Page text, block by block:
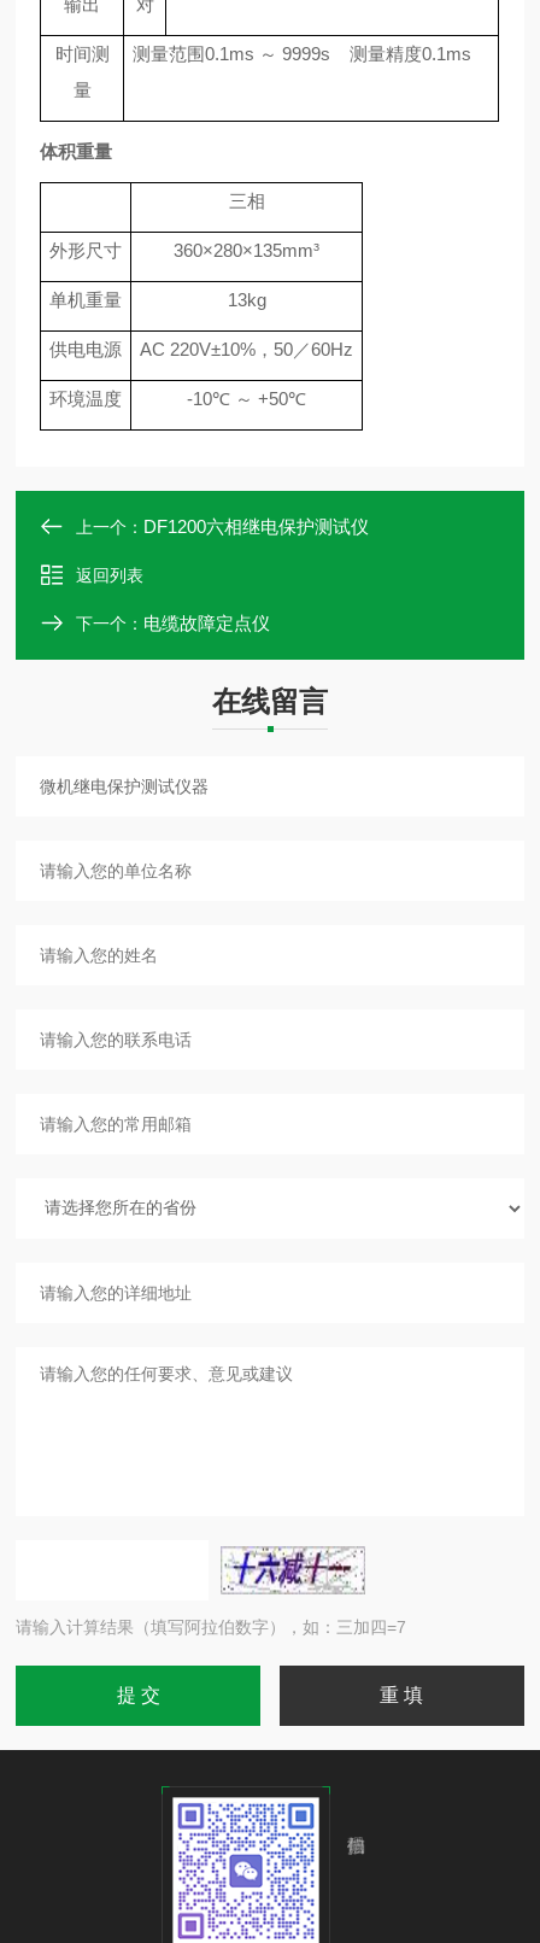
输出
对
时间测
量
测量范围0.1ms ～ 9999s 测量精度0.1ms
体积重量
三相
外形尺寸 360×280×135mm³
单机重量 13kg
供电电源 AC 220V±10% ， 50／60Hz
环境温度 -10℃ ～ +50℃
上一个： DF1200六相继电保护测试仪
返回列表
下一个： 电缆故障定点仪
在线留言
请输入计算结果（填写阿拉伯数字），如：三加四=7